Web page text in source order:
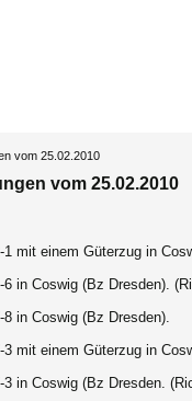
vom 25.02.2010
vom 25.02.2010
1 mit einem Güterzug in
6 in Coswig (Bz Dresden).
8 in Coswig (Bz Dresden).
3 mit einem Güterzug in
3 in Coswig (Bz Dresden.